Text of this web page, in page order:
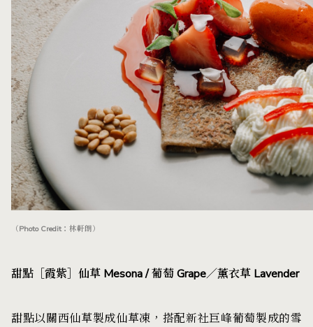
（Photo Credit：林軒朗）
甜點［霞紫］仙草 Mesona / 葡萄 Grape／薰衣草 Lavender
甜點以關西仙草製成仙草凍，搭配新社巨峰葡萄製成的雪